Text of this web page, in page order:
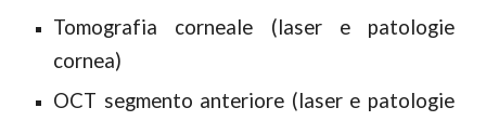
Tomografia corneale (laser e patologie
cornea)
OCT segmento anteriore (laser e patologie